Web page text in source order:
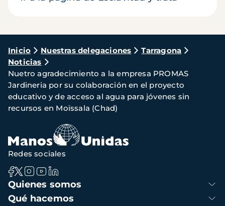
Ruta
de
navegación
Inicio Nuestras delegaciones
Tarragona
Noticias
Nuetro agradecimiento a la empresa PROMAS
Jardineria por su colaboración en el proyecto
educativo y de acceso al agua para jóvenes sin
recursos en Moïssala (Chad)
Navegación
principal
Quienes somos
Qué hacemos
Redes sociales